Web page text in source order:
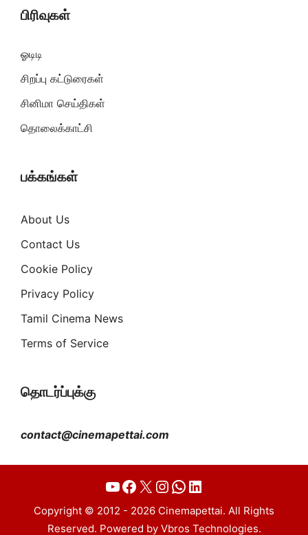
பிரிவுகள்
ஓடிடி
சிறப்பு கட்டுரைகள்
சினிமா செய்திகள்
தொலைக்காட்சி
பக்கங்கள்
About Us
Contact Us
Cookie Policy
Privacy Policy
Tamil Cinema News
Terms of Service
தொடர்ப்புக்கு
contact@cinemapettai.com
YouTube
Facebook
X Instagram
WhatsApp
LinkedIn
Copyright © 2012 - 2026 Cinemapettai. All Rights
Reserved. Powered by Vbros Technologies.